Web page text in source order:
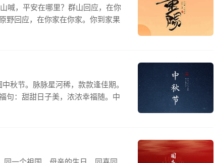
喊，平安在哪里？群山回应，在你
野回应，在你家在你家。你到家果
秋节。脉脉星河稀，款款逢佳期。
句：甜甜日子美，浓浓幸福随。中